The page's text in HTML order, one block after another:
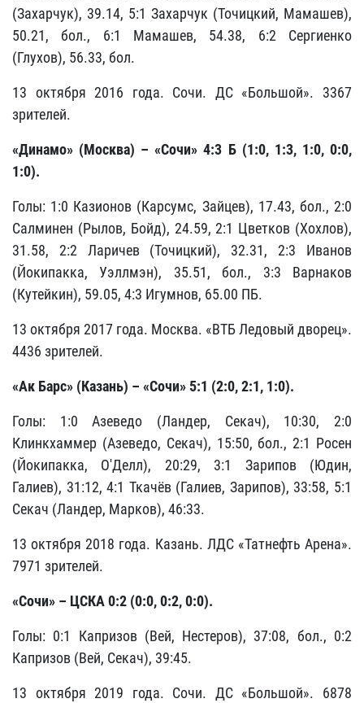
(Захарчук), 39.14, 5:1 Захарчук (Точицкий, Мамашев),
50.21, бол., 6:1 Мамашев, 54.38, 6:2 Сергиенко
(Глухов), 56.33, бол.
13 октября 2016 года. Сочи. ДС «Большой». 3367
зрителей.
«Динамо» (Москва) – «Сочи» 4:3 Б (1:0, 1:3, 1:0, 0:0,
1:0).
Голы: 1:0 Казионов (Карсумс, Зайцев), 17.43, бол., 2:0
Салминен (Рылов, Бойд), 24.59, 2:1 Цветков (Хохлов),
31.58, 2:2 Ларичев (Точицкий), 32.31, 2:3 Иванов
(Йокипакка, Уэллмэн), 35.51, бол., 3:3 Варнаков
(Кутейкин), 59.05, 4:3 Игумнов, 65.00 ПБ.
13 октября 2017 года. Москва. «ВТБ Ледовый дворец».
4436 зрителей.
«Ак Барс» (Казань) – «Сочи» 5:1 (2:0, 2:1, 1:0).
Голы: 1:0 Азеведо (Ландер, Секач), 10:30, 2:0
Клинкхаммер (Азеведо, Секач), 15:50, бол., 2:1 Росен
(Йокипакка, О'Делл), 20:29, 3:1 Зарипов (Юдин,
Галиев), 31:12, 4:1 Ткачёв (Галиев, Зарипов), 33:58, 5:1
Секач (Ландер, Марков), 46:33.
13 октября 2018 года. Казань. ЛДС «Татнефть Арена».
7971 зрителей.
«Сочи» – ЦСКА 0:2 (0:0, 0:2, 0:0).
Голы: 0:1 Капризов (Вей, Нестеров), 37:08, бол., 0:2
Капризов (Вей, Секач), 39:45.
13 октября 2019 года. Сочи. ДС «Большой». 6878